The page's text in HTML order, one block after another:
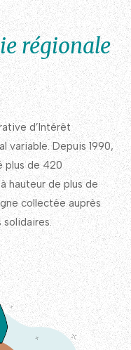
régionale
d’Intérêt
variable. Depuis 1990,
plus de 420
hauteur de plus de
collectée auprès
solidaires.